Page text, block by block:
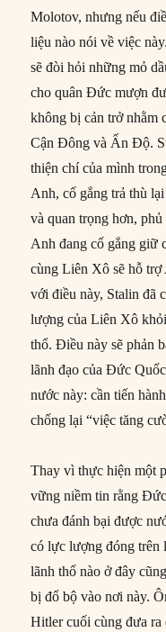
Molotov, nhưng nếu
liệu nào nói về việc
sẽ đòi hỏi những mỏ
cho quân Đức mượn
không bị cản trở nhằm
Cận Đông và Ấn Độ.
thiện chí của mình
Anh, cố gắng trả thù
và quan trọng hơn,
Anh đang cố gắng giữ
cùng Liên Xô sẽ hỗ trợ
với điều này, Stalin đã
lượng của Liên Xô
thổ. Điều này sẽ phản
lãnh đạo của Đức
nước này: cần tiến
chống lại “việc tăng
Thay vì thực hiện một
vững niềm tin rằng
chưa đánh bại được
có lực lượng đóng trên
lãnh thổ nào ở đây
bị đổ bộ vào nơi này.
Hitler cuối cùng đưa ra